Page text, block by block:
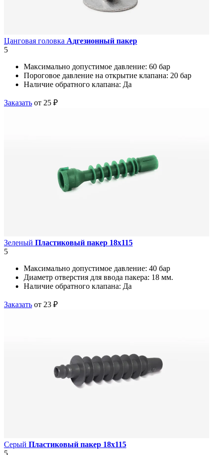
Цанговая головка Адгезионный пакер
5
Максимально допустимое давление: 60 бар
Пороговое давление на открытие клапана: 20 бар
Наличие обратного клапана: Да
Заказать от 25 ₽
Зеленый Пластиковый пакер 18х115
5
Максимально допустимое давление: 40 бар
Диаметр отверстия для ввода пакера: 18 мм.
Наличие обратного клапана: Да
Заказать от 23 ₽
Серый Пластиковый пакер 18х115
5